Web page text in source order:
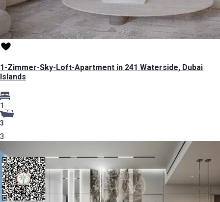
1-Zimmer-Sky-Loft-Apartment in 241 Waterside, Dubai
Islands
1
3
3